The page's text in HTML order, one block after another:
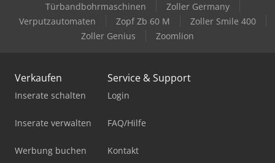
Türbandbohrmaschinen
Zoller Germany
Verputzautomaten
Zopf Zb 60 M
Zoller Smile 400
Zoller Genius
Zoomlion
Verkaufen
Inserate schalten
Inserate verwalten
Werbung buchen
Service & Support
Login
FAQ/Hilfe
Kontakt